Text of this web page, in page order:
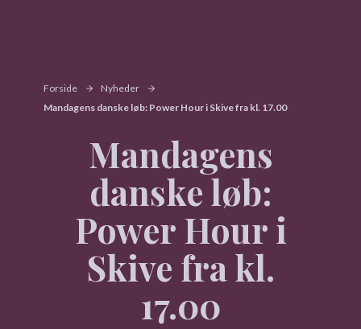
Forside
Nyheder
Mandagens danske løb: Power Hour i Skive fra kl. 17.00
Mandagens
danske løb:
Power Hour i
Skive fra kl.
17.00